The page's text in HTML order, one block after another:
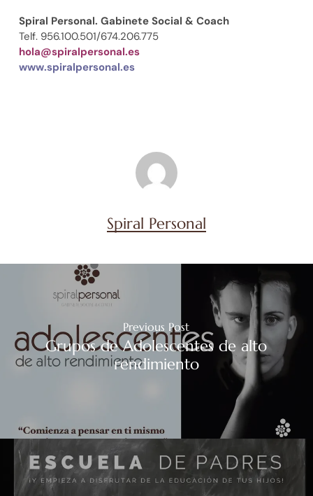
Spiral Personal. Gabinete Social & Coach
Telf. 956.100.501/674.206.775
hola@spiralpersonal.es
www.spiralpersonal.es
Spiral Personal
Previous Post
Grupos de Adolescentes de alto
rendimiento